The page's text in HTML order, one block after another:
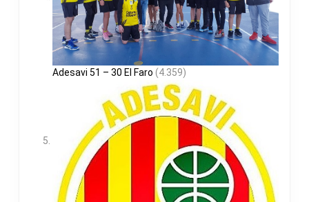
Adesavi 51 – 30 El Faro (4.359)